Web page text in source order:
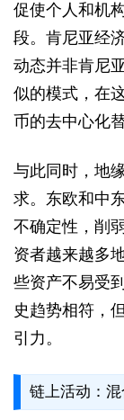
促使个人和机
段。肯尼亚经
动态并非肯尼
似的模式，在
币的去中心化
与此同时，地
求。东欧和中
不确定性，削
资者越来越多
些资产不易受
史趋势相符，
引力。
链上活动：